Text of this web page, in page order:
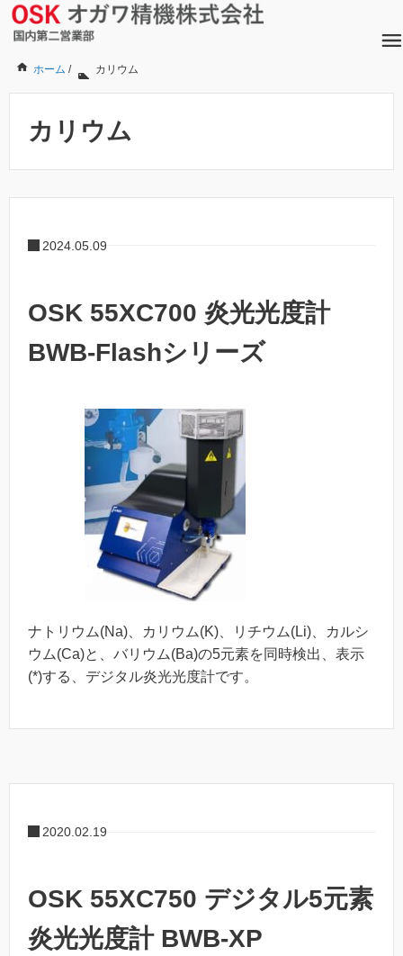
ホーム / カリウム
カリウム
2024.05.09
OSK 55XC700 炎光光度計
BWB-Flashシリーズ
ナトリウム(Na)、カリウム(K)、リチウム(Li)、カルシ
ウム(Ca)と、バリウム(Ba)の5元素を同時検出、表示
(*)する、デジタル炎光光度計です。
2020.02.19
OSK 55XC750 デジタル5元素
炎光光度計 BWB-XP